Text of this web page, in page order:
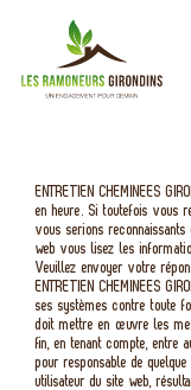
ENTRETIEN CHEMINEES
en heure. Si toutefois vous
vous serions
web vous lisez les
Veuillez envoyer votre
ENTRETIEN CHEMINEES
ses systèmes contre toute
doit mettre en œuvre les
fin, en tenant compte, entre
pour responsable de
utilisateur du site web,